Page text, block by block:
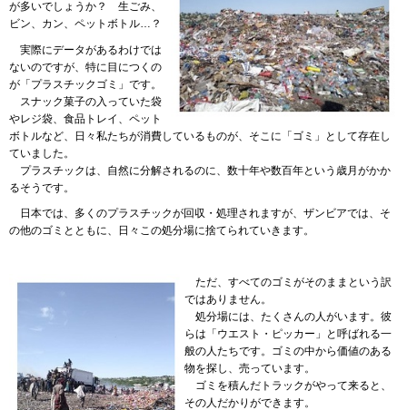
が多いでしょうか？ 生ごみ、
ビン、カン、ペットボトル…？
実際にデータがあるわけでは
ないのですが、特に目につくの
が「プラスチックゴミ」です。
スナック菓子の入っていた袋
やレジ袋、食品トレイ、ペット
ボトルなど、日々私たちが消費しているものが、そこに「ゴミ」として存在し
ていました。
プラ スチックは、自然に分解されるのに、数十年や数百年という歳月がかか
るそうです。
日本では、多くのプラスチックが回収・処理されますが、ザンビアでは、そ
の他のゴミとともに、日々この処分場に捨てられていきます。
ただ、すべてのゴミがそのままという訳
ではありません。
処分場には、たくさんの人がいます。彼
らは「ウエスト・ピッカー」と呼ばれる一
般の人たちです。ゴミの中から価値のある
物を探し、売っています。
ゴミ を積んだトラックがやって来ると、
その人だかりができます。